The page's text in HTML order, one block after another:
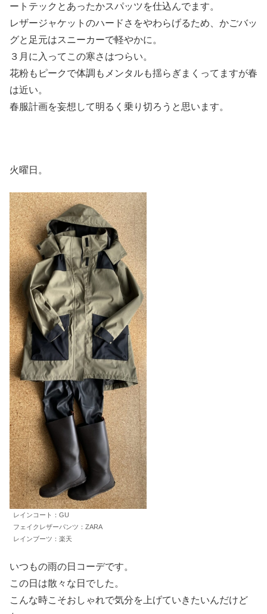
ートテックとあったかスパッツを仕込んでます。
レザージャケットのハードさをやわらげるため、かごバッ
グと足元はスニーカーで軽やかに。
３月に入ってこの寒さはつらい。
花粉もピークで体調もメンタルも揺らぎまくってますが春
は近い。
春服計画を妄想して明るく乗り切ろうと思います。
火曜日。
レインコート：GU
フェイクレザーパンツ：ZARA
レインブーツ：楽天
いつもの雨の日コーデです。
この日は散々な日でした。
こんな時こそおしゃれで気分を上げていきたいんだけど